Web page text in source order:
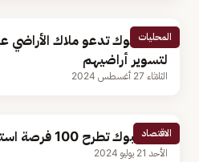
المحليات
أمانة تبوك تدعو ملاك الأراضي
لتسوير أراضيهم
الثلاثاء 27 أغسطس 2024
الاقتصاد
أمانة تبوك تطرح 100 فرصة استثمارية خلال هذا العام
الأحد 21 يوليو 2024